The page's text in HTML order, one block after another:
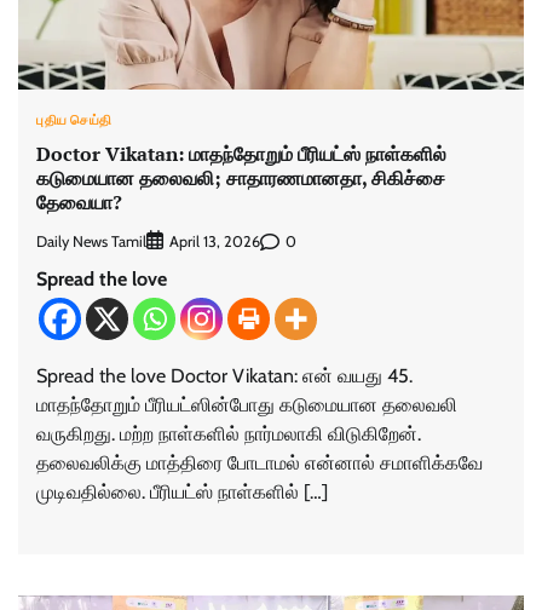
புதிய செய்தி
Doctor Vikatan: மாதந்தோறும் பீரியட்ஸ் நாள்களில்
கடுமையான தலைவலி; சாதாரணமானதா, சிகிச்சை
தேவையா?
Daily News Tamil April 13, 2026 0
Spread the love
Spread the love Doctor Vikatan: என் வயது 45.
மாதந்தோறும் பீரியட்ஸின்போது கடுமையான தலைவலி
வருகிறது. மற்ற நாள்களில் நார்மலாகி விடுகிறேன்.
தலைவலிக்கு மாத்திரை போடாமல் என்னால் சமாளிக்கவே
முடிவதில்லை. பீரியட்ஸ் நாள்களில் […]